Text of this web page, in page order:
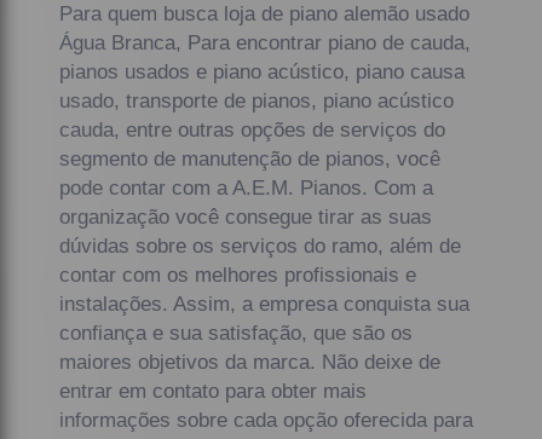
Para quem busca loja de piano alemão usado
Água Branca, Para encontrar piano de cauda,
pianos usados e piano acústico, piano causa
usado, transporte de pianos, piano acústico
cauda, entre outras opções de serviços do
segmento de manutenção de pianos, você
pode contar com a A.E.M. Pianos. Com a
organização você consegue tirar as suas
dúvidas sobre os serviços do ramo, além de
contar com os melhores profissionais e
instalações. Assim, a empresa conquista sua
confiança e sua satisfação, que são os
maiores objetivos da marca. Não deixe de
entrar em contato para obter mais
informações sobre cada opção oferecida para